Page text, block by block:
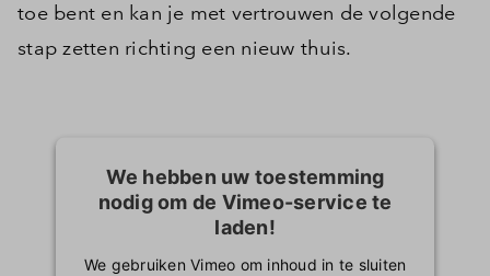
toe bent en kan je met vertrouwen de volgende
stap zetten richting een nieuw thuis.
We hebben uw toestemming
nodig om de Vimeo-service te
laden!
We gebruiken Vimeo om inhoud in te sluiten